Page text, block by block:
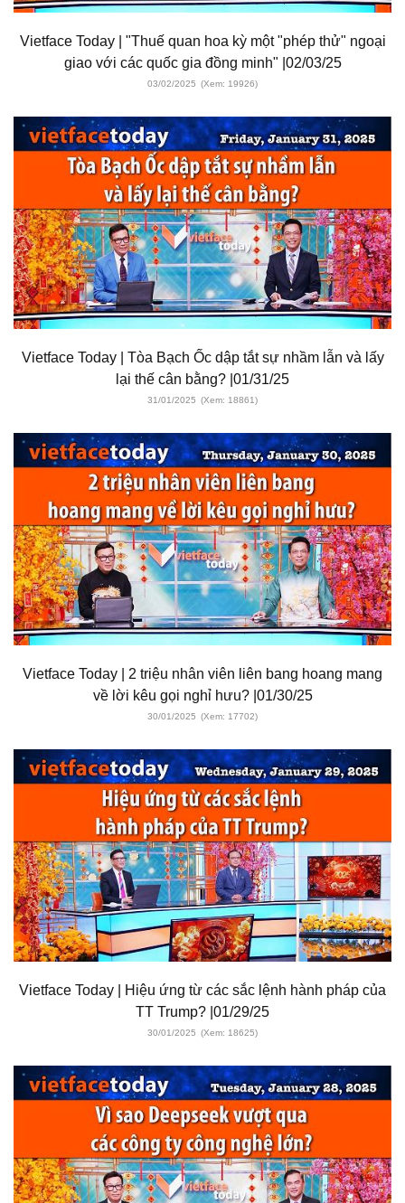
Vietface Today | "Thuế quan hoa kỳ một "phép thử" ngoại
giao với các quốc gia đồng minh" |02/03/25
03/02/2025 (Xem: 19926)
Vietface Today | Tòa Bạch Ốc dập tắt sự nhầm lẫn và lấy
lại thế cân bằng? |01/31/25
31/01/2025 (Xem: 18861)
Vietface Today | 2 triệu nhân viên liên bang hoang mang
về lời kêu gọi nghỉ hưu? |01/30/25
30/01/2025 (Xem: 17702)
Vietface Today | Hiệu ứng từ các sắc lệnh hành pháp của
TT Trump? |01/29/25
30/01/2025 (Xem: 18625)